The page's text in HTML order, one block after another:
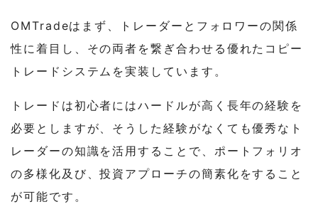
OMTradeはまず、トレーダーとフォロワーの関係
性に着目し、その両者を繋ぎ合わせる優れたコピー
トレードシステムを実装しています。
トレードは初心者にはハードルが高く長年の経験を
必要としますが、そうした経験がなくても優秀なト
レーダーの知識を活用することで、ポートフォリオ
の多様化及び、投資アプローチの簡素化をすること
が可能です。